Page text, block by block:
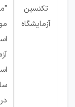
تکنسین
آزمایشگاه